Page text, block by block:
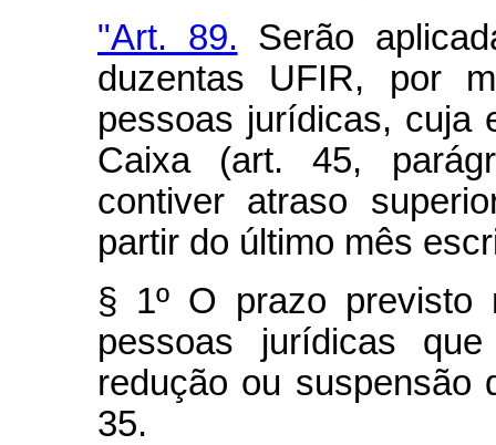
"Art. 89. Serão
duzentas UFIR, por
pessoas jurídicas, cuja
Caixa (art. 45,
contiver atraso
partir do último mês
§ 1º O prazo previsto
pessoas jurídicas
redução ou suspensão
35.